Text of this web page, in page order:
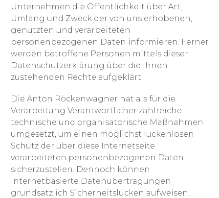
Unternehmen die Öffentlichkeit über Art,
Umfang und Zweck der von uns erhobenen,
genutzten und verarbeiteten
personenbezogenen Daten informieren. Ferner
werden betroffene Personen mittels dieser
Datenschutzerklärung über die ihnen
zustehenden Rechte aufgeklärt.
Die Anton Röckenwagner hat als für die
Verarbeitung Verantwortlicher zahlreiche
technische und organisatorische Maßnahmen
umgesetzt, um einen möglichst lückenlosen
Schutz der über diese Internetseite
verarbeiteten personenbezogenen Daten
sicherzustellen. Dennoch können
Internetbasierte Datenübertragungen
grundsätzlich Sicherheitslücken aufweisen,